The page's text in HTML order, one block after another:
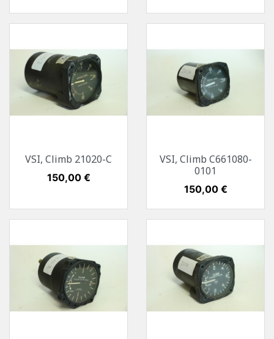
VSI, Climb 21020-C
Preis
150,00 €
VSI, Climb C661080-
0101
Preis
150,00 €